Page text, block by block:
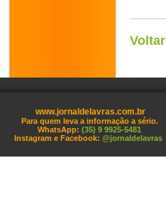
Voltar
www.jornaldelavras.com.br
Para quem leva a informação a sério.
WhatsApp: (35) 9 9925-5481
Instagram e Facebook: @jornaldelavras